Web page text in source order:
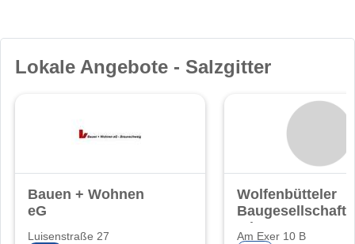
Lokale Angebote - Salzgitter
Bauen + Wohnen
eG
Luisenstraße 27
Wolfenbütteler
Baugesellschaft
mbH
Am Exer 10 B